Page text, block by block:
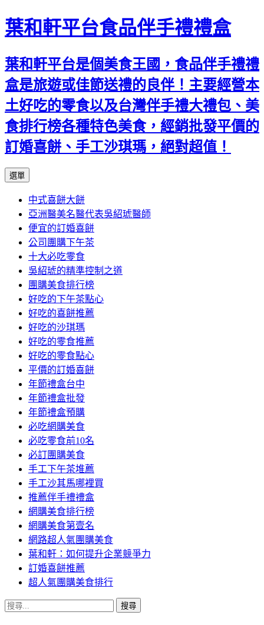
葉和軒平台食品伴手禮禮盒
葉和軒平台是個美食王國，食品伴手禮禮
盒是旅遊或佳節送禮的良伴！主要經營本
土好吃的零食以及台灣伴手禮大禮包、美
食排行榜各種特色美食，經銷批發平價的
訂婚喜餅、手工沙琪瑪，絕對超值！
選單
內
容
中式喜餅大餅
亞洲醫美名醫代表吳紹琥醫師
便宜的訂婚喜餅
公司團購下午茶
十大必吃零食
吳紹琥的精準控制之道
團購美食排行榜
好吃的下午茶點心
好吃的喜餅推薦
好吃的沙琪瑪
好吃的零食推薦
好吃的零食點心
平價的訂婚喜餅
年節禮盒台中
年節禮盒批發
年節禮盒預購
必吃網購美食
必吃零食前10名
必訂團購美食
手工下午茶堆薦
手工沙其馬哪裡買
推薦伴手禮禮盒
網購美食排行榜
網購美食第壹名
網路超人氣團購美食
葉和軒：如何提升企業競爭力
訂婚喜餅推薦
超人氣團購美食排行
搜